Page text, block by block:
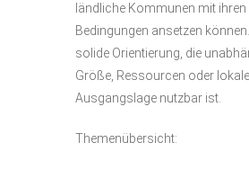
ländliche Kommunen mit ihren
Bedingungen ansetzen
solide Orientierung, die
Größe, Ressourcen oder
Ausgangslage nutzbar ist.
Themenübersicht: